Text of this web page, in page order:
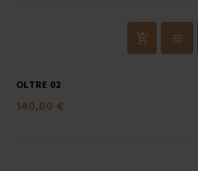
OLTRE 02
140,00 €